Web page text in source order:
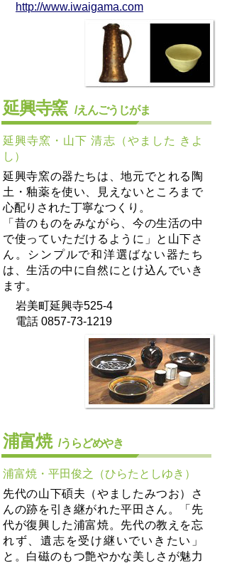
http://www.iwaigama.com
延興寺窯 /えんごうじがま
延興寺窯・山下 清志（やました きよ
し）
延興寺窯の器たちは、地元でとれる陶
土・釉薬を使い、見えないところまで
心配りされた丁寧なつくり。
「昔のものをみながら、今の生活の中
で使っていただけるように」と山下さ
ん。シンプルで和洋選ばない器たち
は、生活の中に自然にとけ込んでいき
ます。
岩美町延興寺525-4
電話 0857-73-1219
浦富焼 /うらどめやき
浦富焼・平田俊之（ひらたとしゆき）
先代の山下碩夫（やましたみつお）さ
んの跡を引き継がれた平田さん。「先
代が復興した浦富焼。先代の教えを忘
れず、遺志を受け継いでいきたい」
と。白磁のもつ艶やかな美しさが魅力